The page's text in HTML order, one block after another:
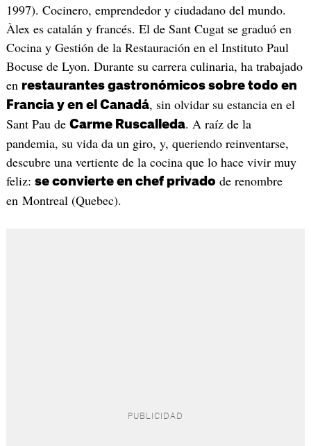
1997). Cocinero, emprendedor y ciudadano del mundo.
Àlex es catalán y francés. El de Sant Cugat se graduó en
Cocina y Gestión de la Restauración en el Instituto Paul
Bocuse de Lyon. Durante su carrera culinaria, ha trabajado
en restaurantes gastronómicos sobre todo en
Francia y en el Canadá, sin olvidar su estancia en el
Sant Pau de Carme Ruscalleda. A raíz de la
pandemia, su vida da un giro, y, queriendo reinventarse,
descubre una vertiente de la cocina que lo hace vivir muy
feliz: se convierte en chef privado de renombre
en Montreal (Quebec).